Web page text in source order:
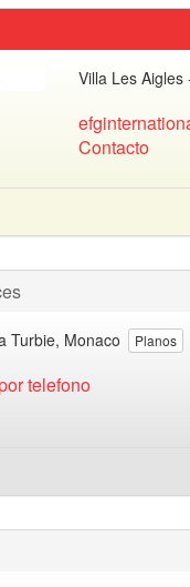
Villa Les
Contacto
Planos
Turbie, Monaco
telefono